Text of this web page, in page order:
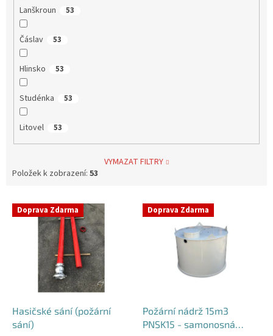
Lanškroun 53
Čáslav 53
Hlinsko 53
Studénka 53
Litovel 53
VYMAZAT FILTRY
Položek k zobrazení: 53
V Doprava Zdarma
Hasičské sání (požární
sání)
Doprava Zdarma
Požární nádrž 15m3
PNSK15 - samonosná